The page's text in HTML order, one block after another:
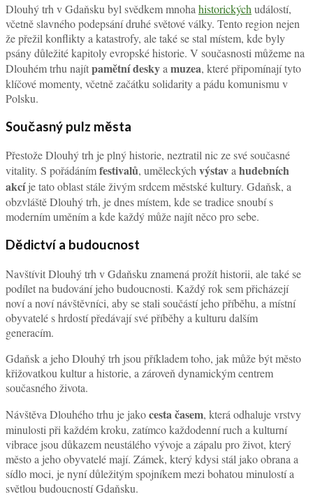
Dlouhý trh v Gdaňsku byl svědkem mnoha historických událostí,
včetně slavného podepsání druhé světové války. Tento region nejen
že přežil konflikty a katastrofy, ale také se stal místem, kde byly
psány důležité kapitoly evropské historie. V současnosti můžeme na
Dlouhém trhu najítpamětní deskya muzea, které připomínají tyto
klíčové momenty, včetně začátku solidarity a pádu komunismu v
Polsku.
Současný pulz města
Přestože Dlouhý trh je plný historie, neztratil nic ze své současné
vitality. S pořádánímfestivalů, uměleckýchvýstavahudebních
akcíje tato oblast stále živým srdcem městské kultury. Gdaňsk, a
obzvláště Dlouhý trh, je dnes místem, kde se tradice snoubí s
moderním uměním a kde každý může najít něco pro sebe.
Dědictví a budoucnost
Navštívit Dlouhý trh v Gdaňsku znamená prožít historii, ale také se
podílet na budování jeho budoucnosti. Každý rok sem přicházejí
noví a noví návštěvníci, aby se stali součástí jeho příběhu, a místní
obyvatelé s hrdostí předávají své příběhy a kulturu dalším
generacím.
Gdaňsk a jeho Dlouhý trh jsou příkladem toho, jak může být město
křižovatkou kultur a historie, a zároveň dynamickým centrem
současného života.
Návštěva Dlouhého trhu je jakocesta časem, která odhaluje vrstvy
minulosti při každém kroku, zatímco každodenní ruch a kulturní
vibrace jsou důkazem neustálého vývoje a zápalu pro život, který
město a jeho obyvatelé mají. Zámek, který kdysi stál jako obrana a
sídlo moci, je nyní důležitým spojníkem mezi bohatou minulostí a
světlou budoucností Gdaňsku.